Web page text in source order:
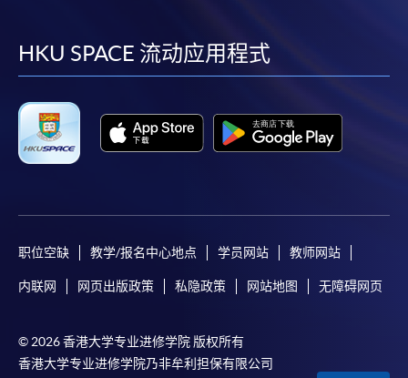
facebook
youtube
linkedin
HKU SPACE 流动应用程式
职位空缺 教学/报名中心地点 学员网站 教师网站
内联网 网页出版政策 私隐政策 网站地图 无障碍网页
© 2026 香港大学专业进修学院 版权所有
香港大学专业进修学院乃非牟利担保有限公司